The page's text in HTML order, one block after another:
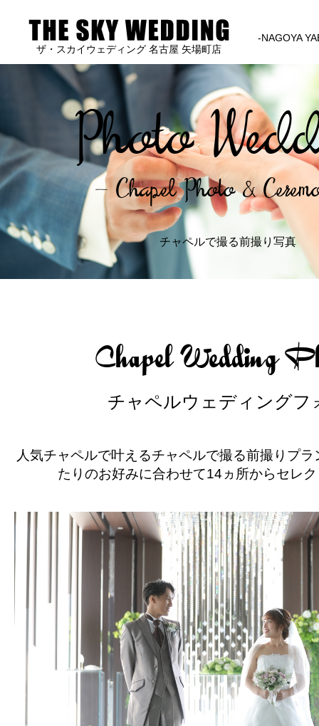
ザ・スカイウェディング 名古屋 矢場町店
-NAGOYA
Photo
– Chapel Photo &
チャペルで撮る前撮り写真
Chapel Wedding
チャペルウェディングフ
人気チャペルで叶えるチャペルで撮る前撮りプラ
たりのお好みに合わせて14ヵ所からセレ